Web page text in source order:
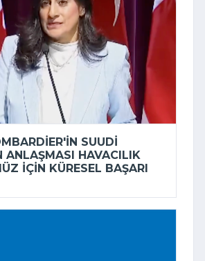
SUUDI
ANLAŞMASI HAVACILIK
IÇIN KÜRESEL BAŞARI